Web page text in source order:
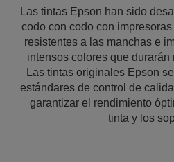
Las tintas Epson han sido
codo con codo con
resistentes a las manchas e
intensos colores que
Las tintas originales Epson
estándares de control de
garantizar el rendimiento
tinta y los